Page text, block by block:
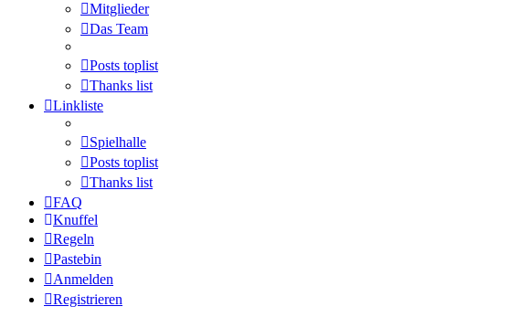
Mitglieder
Das Team
Posts toplist
Thanks list
Linkliste
Spielhalle
Posts toplist
Thanks list
FAQ
Knuffel
Regeln
Pastebin
Anmelden
Registrieren